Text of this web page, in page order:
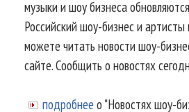
музыки и шоу бизнеса
Российский шоу-бизнес и
можете читать новости шоу-
сайте. Сообщить о новостях
подробнее о "Новостях шоу-